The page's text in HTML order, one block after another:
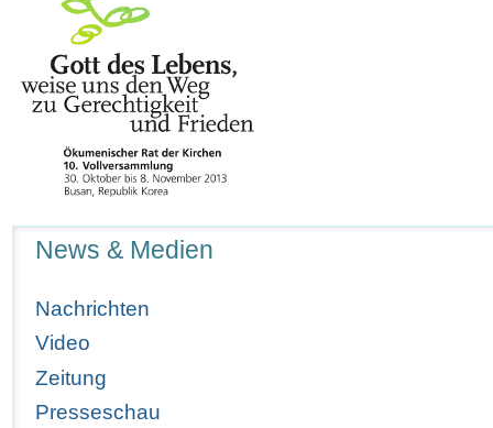
News & Medien
Nachrichten
Video
Zeitung
Presseschau